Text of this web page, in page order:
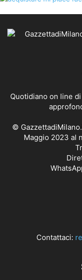
Quotidiano on line
©
Maggio 2023 al
Contattaci: